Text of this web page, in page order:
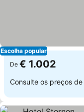
Escolha popular
De € 1.002
Consulte os preços de